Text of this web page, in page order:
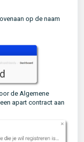
op de naam
de Algemene
apart contract aan